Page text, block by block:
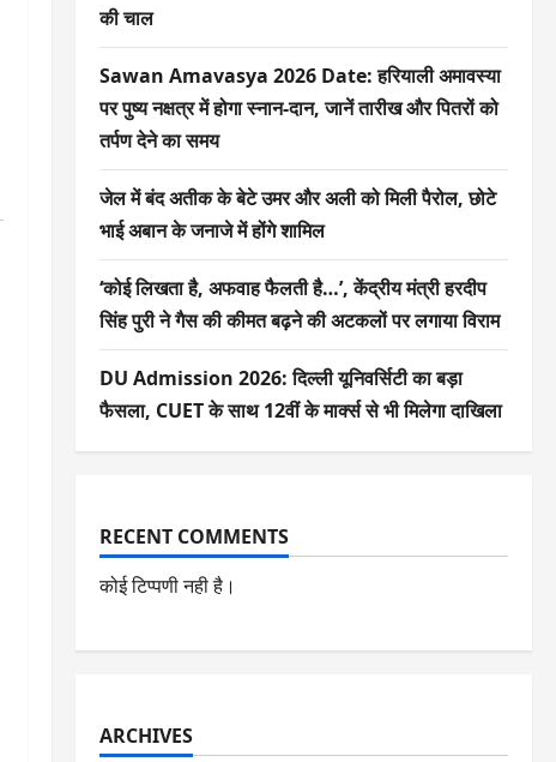
की चाल
Sawan Amavasya 2026 Date: हरियाली अमावस्या
पर पुष्य नक्षत्र में होगा स्नान-दान, जानें तारीख और पितरों को
तर्पण देने का समय
जेल में बंद अतीक के बेटे उमर और अली को मिली पैरोल, छोटे
भाई अबान के जनाजे में होंगे शामिल
‘कोई लिखता है, अफवाह फैलती है…’, केंद्रीय मंत्री हरदीप
सिंह पुरी ने गैस की कीमत बढ़ने की अटकलों पर लगाया विराम
DU Admission 2026: दिल्ली यूनिवर्सिटी का बड़ा
फैसला, CUET के साथ 12वीं के मार्क्स से भी मिलेगा दाखिला
RECENT COMMENTS
कोई टिप्पणी नही है।
ARCHIVES